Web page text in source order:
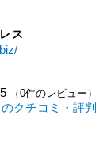
ス
5 （0件のレビュー）
クチコミ・評判